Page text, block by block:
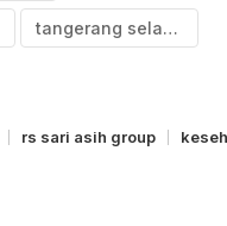
tangerang selatan
rs sari asih group